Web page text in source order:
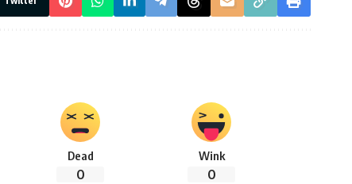
Dead
0
Wink
0